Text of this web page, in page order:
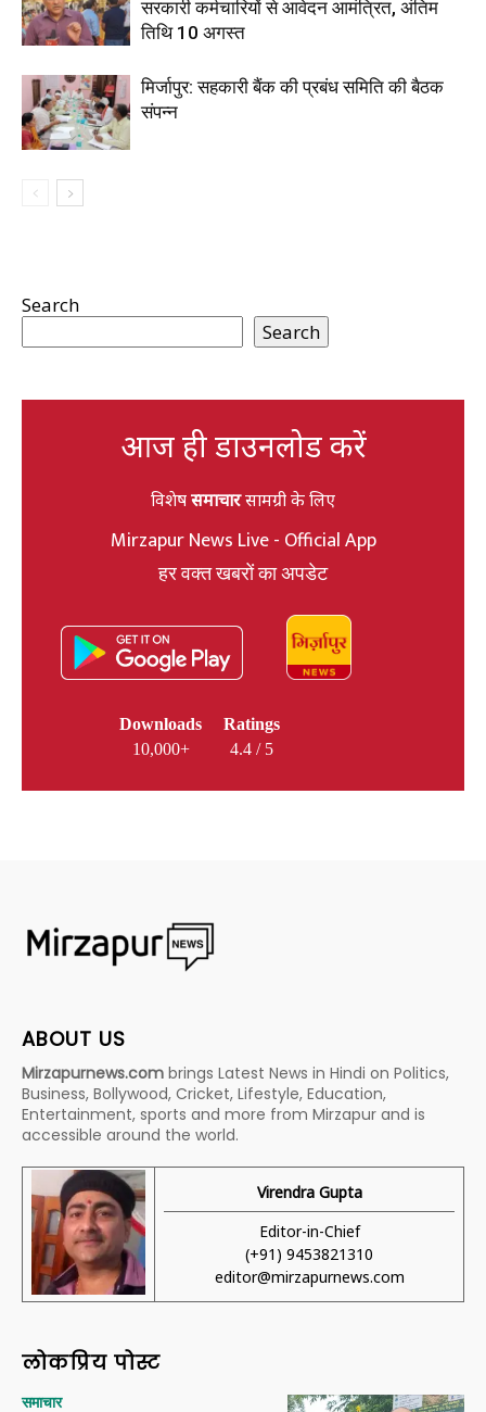
सरकारी कर्मचारियों से आवेदन आमंत्रित, अंतिम
तिथि 10 अगस्त
मिर्जापुर: सहकारी बैंक की प्रबंध समिति की बैठक
संपन्न
Search
Search
आज ही डाउनलोड करें
विशेषसमाचारसामग्री के लिए
Mirzapur News Live - Official App
हर वक्त खबरों का अपडेट
Downloads
10,000+
Ratings
4.4 / 5
ABOUT US
Mirzapurnews.com brings Latest News in Hindi on Politics,
Business, Bollywood, Cricket, Lifestyle, Education,
Entertainment, sports and more from Mirzapur and is
accessible around the world.
Virendra Gupta
Editor-in-Chief
(+91) 9453821310
editor@mirzapurnews.com
लोकप्रिय पोस्ट
समाचार